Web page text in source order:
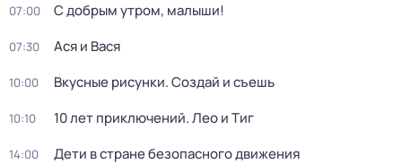
07:00 С добрым утром, малыши!
07:30 Ася и Вася
10:00 Вкусные рисунки. Создай и съешь
10:10 10 лет приключений. Лео и Тиг
14:00 Дети в стране безопасного движения